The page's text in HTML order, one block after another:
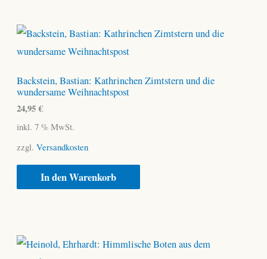
Backstein, Bastian: Kathrinchen Zimtstern und die
wundersame Weihnachtspost
24,95€
inkl. 7 % MwSt.
zzgl. Versandkosten
In den Warenkorb